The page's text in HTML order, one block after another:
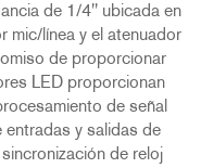
de 1/4" ubicada en
mic/línea y el atenuador
de proporcionar
LED proporcionan
de señal
entradas y salidas de
de reloj